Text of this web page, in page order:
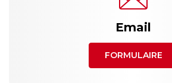
Email
FORMULAIRE